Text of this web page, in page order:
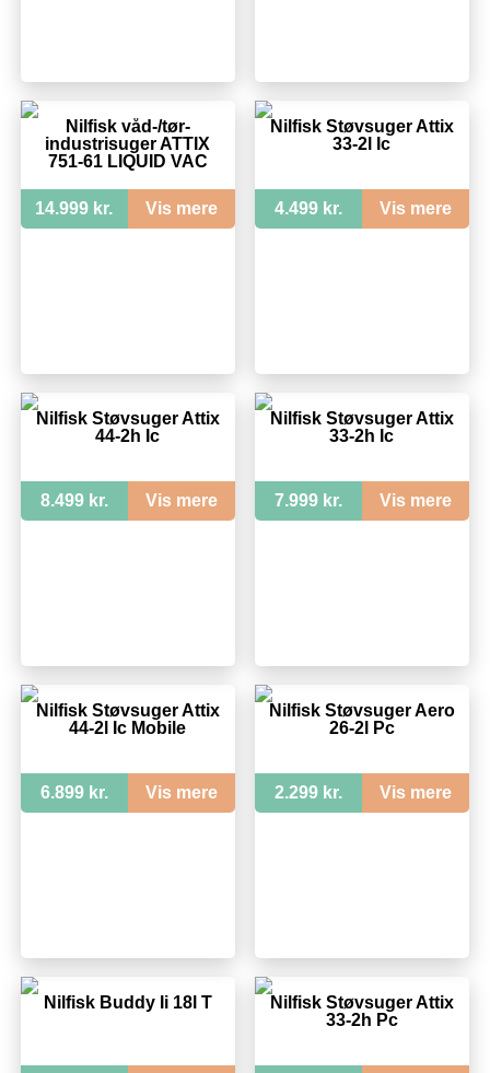
Nilfisk våd-/tør-
industrisuger ATTIX
751-61 LIQUID VAC
14.999 kr. Vis mere
Nilfisk Støvsuger Attix
33-2l Ic
4.499 kr. Vis mere
Nilfisk Støvsuger Attix
44-2h Ic
8.499 kr. Vis mere
Nilfisk Støvsuger Attix
33-2h Ic
7.999 kr. Vis mere
Nilfisk Støvsuger Attix
44-2l Ic Mobile
6.899 kr. Vis mere
Nilfisk Støvsuger Aero
26-2l Pc
2.299 kr. Vis mere
Nilfisk Buddy Ii 18l T
Nilfisk Støvsuger Attix
33-2h Pc